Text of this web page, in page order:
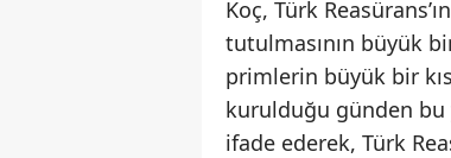
Koç, Türk
tutulmasının büyük
primlerin büyük bir
kurulduğu günden bu
ifade ederek, Türk